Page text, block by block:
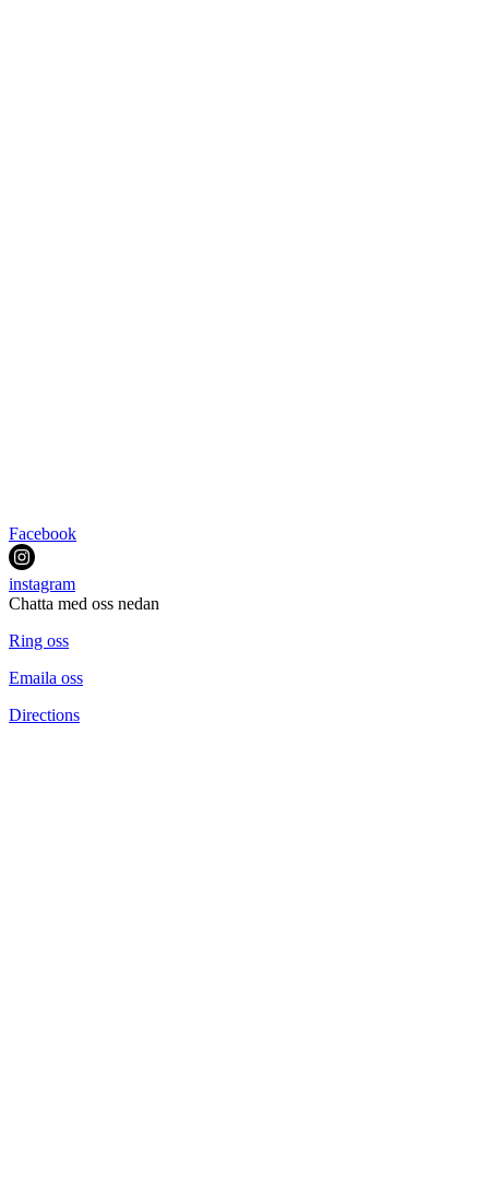
Facebook
instagram
Chatta med oss nedan
Ring oss
Emaila oss
Directions